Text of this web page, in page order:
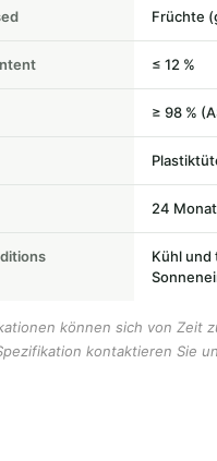
Früchte
≤ 12 %
≥ 98 %
24
Kühl und
können sich von Zeit
kontaktieren Sie